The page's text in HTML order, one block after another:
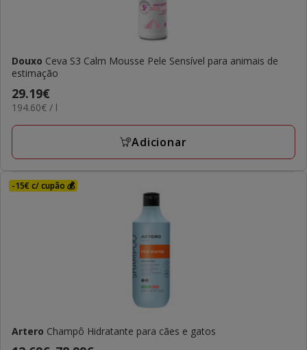
Douxo Ceva S3 Calm Mousse Pele Sensível para animais de
estimação
Preço
29.19€
29.19€
194.60€
L
194.60€ / l
Adicionar
-15€ c/ cupão 💰
Artero Champô Hidratante para cães e gatos